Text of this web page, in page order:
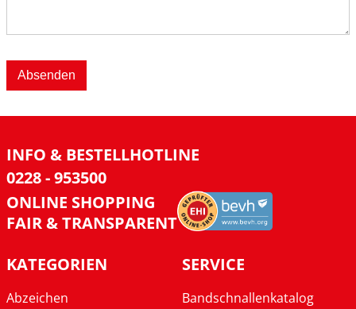
Absenden
INFO & BESTELLHOTLINE
0228 - 953500
ONLINE SHOPPING
FAIR & TRANSPARENT
KATEGORIEN
Abzeichen
SERVICE
Bandschnallenkatalog